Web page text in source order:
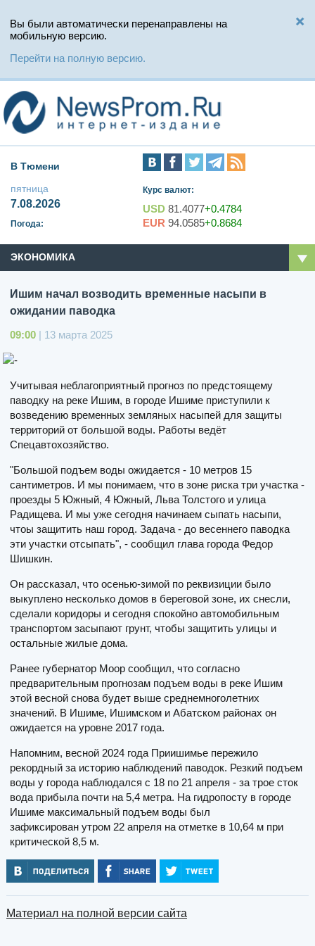
Вы были автоматически перенаправлены на
мобильную версию.
Перейти на полную версию.
В Тюмени
пятница
7.08.2026
Погода:
Курс валют:
USD 81.4077+0.4784
EUR 94.0585+0.8684
ЭКОНОМИКА
Ишим начал возводить временные насыпи в
ожидании паводка
09:00 | 13 марта 2025
Учитывая неблагоприятный прогноз по предстоящему
паводку на реке Ишим, в городе Ишиме приступили к
возведению временных земляных насыпей для защиты
территорий от большой воды. Работы ведёт
Спецавтохозяйство.
"Большой подъем воды ожидается - 10 метров 15
сантиметров. И мы понимаем, что в зоне риска три участка -
проезды 5 Южный, 4 Южный, Льва Толстого и улица
Радищева. И мы уже сегодня начинаем сыпать насыпи,
чтоы защитить наш город. Задача - до весеннего паводка
эти участки отсыпать", - сообщил глава города Федор
Шишкин.
Он рассказал, что осенью-зимой по реквизиции было
выкуплено несколько домов в береговой зоне, их снесли,
сделали коридоры и сегодня спокойно автомобильным
транспортом засыпают грунт, чтобы защитить улицы и
остальные жилые дома.
Ранее губернатор Моор сообщил, что согласно
предварительным прогнозам подъем воды в реке Ишим
этой весной снова будет выше среднемноголетних
значений. В Ишиме, Ишимском и Абатском районах он
ожидается на уровне 2017 года.
Напомним, весной 2024 года Приишимье пережило
рекордный за историю наблюдений паводок. Резкий подъем
воды у города наблюдался с 18 по 21 апреля - за трое сток
вода прибыла почти на 5,4 метра. На гидропосту в городе
Ишиме максимальный подъем воды был
зафиксирован утром 22 апреля на отметке в 10,64 м при
критической 8,5 м.
Материал на полной версии сайта